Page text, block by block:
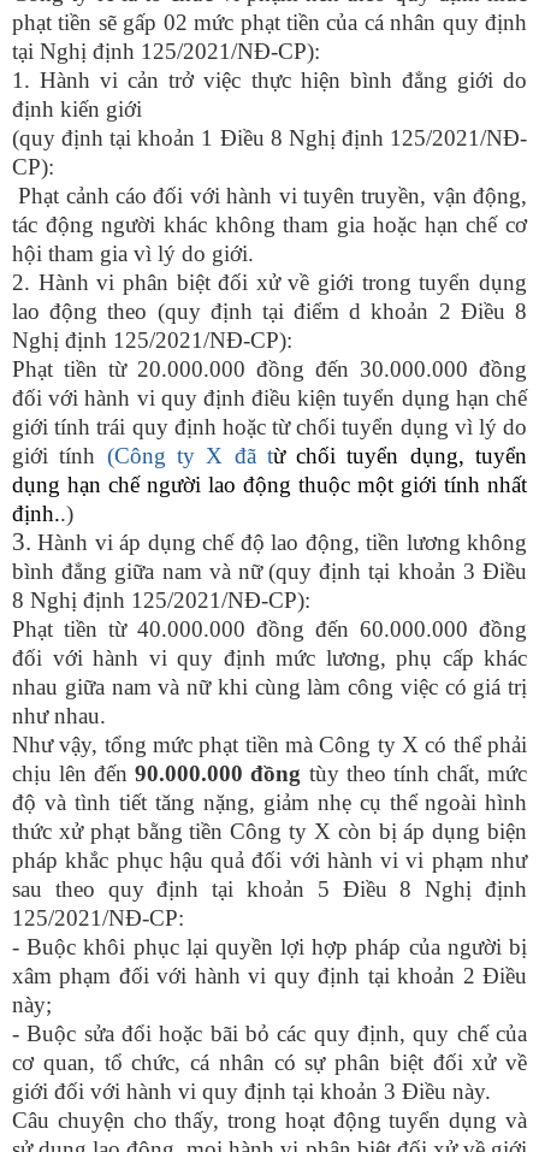
phạt tiền sẽ gấp 02 mức phạt tiền của cá nhân quy định
tại Nghị định 125/2021/NĐ-CP):
1. Hành vi cản trở việc thực hiện bình đẳng giới do
định kiến giới
(quy định tại khoản 1 Điều 8 Nghị định 125/2021/NĐ-
CP):
Phạt cảnh cáo đối với hành vi tuyên truyền, vận động,
tác động người khác không tham gia hoặc hạn chế cơ
hội tham gia vì lý do giới.
2. Hành vi phân biệt đối xử về giới trong tuyển dụng
lao động theo (quy định tại điểm d khoản 2 Điều 8
Nghị định 125/2021/NĐ-CP):
Phạt tiền từ 20.000.000 đồng đến 30.000.000 đồng
đối với hành vi quy định điều kiện tuyển dụng hạn chế
giới tính trái quy định hoặc từ chối tuyển dụng vì lý do
giới tính (Công ty X đã từ chối tuyển dụng, tuyển
dụng hạn chế người lao động thuộc một giới tính nhất
định..)
3.Hành vi áp dụng chế độ lao động, tiền lương không
bình đẳng giữa nam và nữ (quy định tại khoản 3 Điều
8 Nghị định 125/2021/NĐ-CP):
Phạt tiền từ 40.000.000 đồng đến 60.000.000 đồng
đối với hành vi quy định mức lương, phụ cấp khác
nhau giữa nam và nữ khi cùng làm công việc có giá trị
như nhau.
Như vậy, tổng mức phạt tiền mà Công ty X có thể phải
chịu lên đến90.000.000 đồng tùy theo tính chất, mức
độ và tình tiết tăng nặng, giảm nhẹ cụ thể ngoài hình
thức xử phạt bằng tiền Công ty X còn bị áp dụng biện
pháp khắc phục hậu quả đối với hành vi vi phạm như
sau theo quy định tại khoản 5 Điều 8 Nghị định
125/2021/NĐ-CP:
- Buộc khôi phục lại quyền lợi hợp pháp của người bị
xâm phạm đối với hành vi quy định tại khoản 2 Điều
này;
-Buộc sửa đổi hoặc bãi bỏ các quy định, quy chế của
cơ quan, tổ chức, cá nhân có sự phân biệt đối xử về
giới đối với hành vi quy định tại khoản 3 Điều này.
Câu chuyện cho thấy, trong hoạt động tuyển dụng và